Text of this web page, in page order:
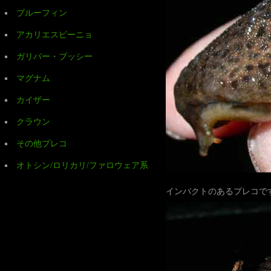
インパクトのあるプレコで
ブルーフィン
アカリエスピーニョ
ガリバー・ブッシー
マグナム
カイザー
クラウン
その他プレコ
オトシン/ロリカリ/ファロウェア系